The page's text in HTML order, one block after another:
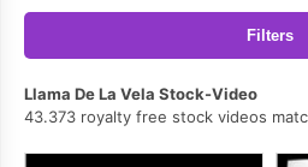
Filters
Llama De La Vela Stock-Video
43.373 royalty free stock videos